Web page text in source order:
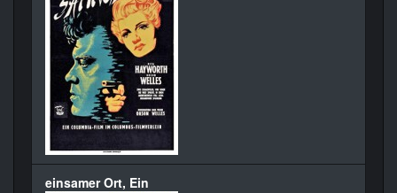
einsamer Ort, Ein